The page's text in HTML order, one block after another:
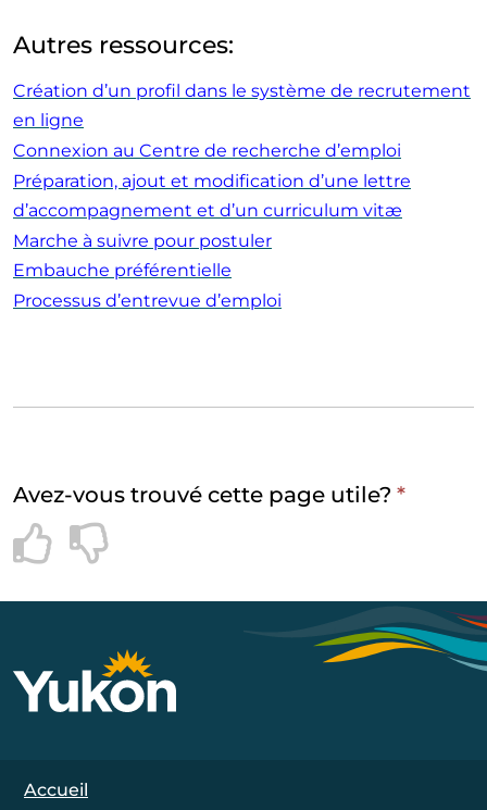
Autres ressources:
Création d’un profil dans le système de recrutement
en ligne
Connexion au Centre de recherche d’emploi
Préparation, ajout et modification d’une lettre
d’accompagnement et d’un curriculum vitæ
Marche à suivre pour postuler
Embauche préférentielle
Processus d’entrevue d’emploi
Avez-vous trouvé cette page utile? *
Footer Navigation
Accueil